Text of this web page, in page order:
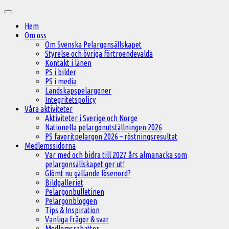
innehåll
Huvudmeny
Hem
Om oss
Om Svenska Pelargonsällskapet
Styrelse och övriga förtroendevalda
Kontakt i länen
PS i bilder
PS i media
Landskapspelargoner
Integritetspolicy
Våra aktiviteter
Aktiviteter i Sverige och Norge
Nationella pelargonutställningen 2026
PS favoritpelargon 2026 – röstningsresultat
Medlemssidorna
Var med och bidra till 2027 års almanacka som
pelargonsällskapet ger ut!
Glömt nu gällande lösenord?
Bildgalleriet
Pelargonbulletinen
Pelargonbloggen
Tips & Inspiration
Vanliga frågor & svar